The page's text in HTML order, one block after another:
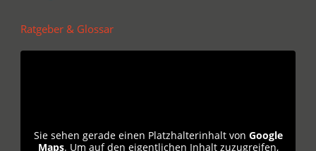
Ratgeber & Glossar
Sie sehen gerade einen Platzhalterinhalt von Google
Maps. Um auf den eigentlichen Inhalt zuzugreifen,